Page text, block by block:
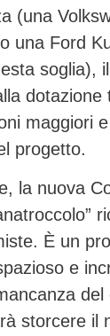
(una
una Ford
soglia),
dotazione
maggiori
progetto.
la nuova
È un
e
storcere il